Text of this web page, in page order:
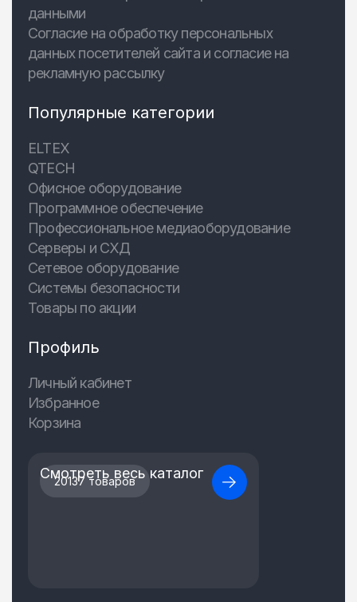
данными
Согласие на обработку персональных
данных посетителей сайта и согласие на
рекламную рассылку
Популярные категории
ELTEX
QTECH
Офисное оборудование
Программное обеспечение
Профессиональное медиаоборудование
Серверы и СХД
Сетевое оборудование
Системы безопасности
Товары по акции
Профиль
Личный кабинет
Избранное
Корзина
20137 товаров
Смотреть весь каталог